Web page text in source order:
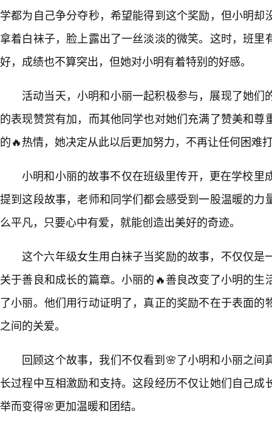
学都为自己争分夺秒，希望能得到这个奖励，但小明却
拿着白袜子，脸上露出了一丝淡淡的微笑。这时，班里
好，成绩也不算突出，但她对小明有着特别的好感。
活动当天，小明和小丽一起积极参与，展现了她们
的表现赞赏有加，而其他同学也对她们充满了赞美和尊
的🔥热情，她决定从此以后更加努力，不再让任何困难
小明和小丽的故事不仅在班级里传开，更在学校里
提到这段故事，老师和同学们都会感受到一股温暖的力
么平凡，只要心中有爱，就能创造出美好的奇迹。
这个六年级女生用白袜子当奖励的故事，不仅仅是
关于善良和成长的篇章。小丽的🔥善良改变了小明的生
了小丽。他们用行动证明了，真正的奖励不在于表面的
之间的关爱。
回顾这个故事，我们不仅看到🌸了小明和小丽之间
长过程中互相激励和支持。这段经历不仅让她们自己成
举而变得🌸更加温暖和团结。